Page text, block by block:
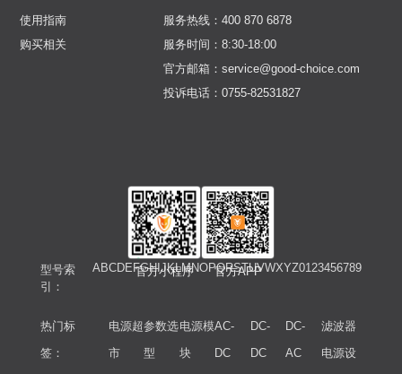
使用指南
购买相关
服务热线：400 870 6878
服务时间：8:30-18:00
官方邮箱：service@good-choice.com
投诉电话：0755-82531827
官方小程序 官方APP
型号索
引：
ABCDE FGHIJKLMNOPQRSTUVWXYZ0123456789
热门标
签：
电源超
市
参数选
型
电源模
块
AC-
DC
DC-
DC
DC-
AC
滤波器
电源设